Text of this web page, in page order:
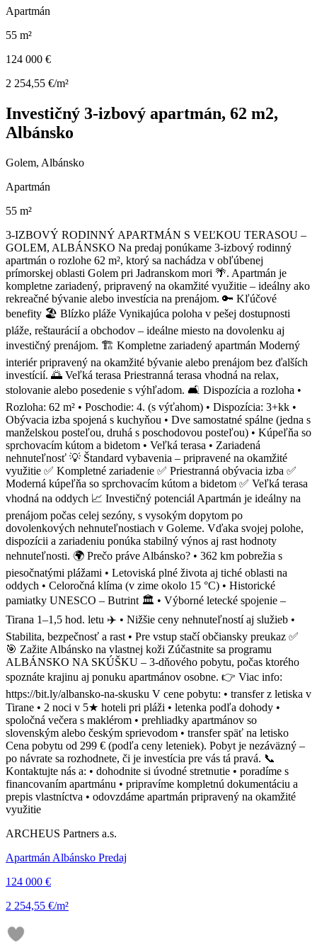
Apartmán
55 m²
124 000 €
2 254,55 €/m²
Investičný 3-izbový apartmán, 62 m2,
Albánsko
Golem, Albánsko
Apartmán
55 m²
3-IZBOVÝ RODINNÝ APARTMÁN S VEĽKOU TERASOU –
GOLEM, ALBÁNSKO Na predaj ponúkame 3-izbový rodinný
apartmán o rozlohe 62 m², ktorý sa nachádza v obľúbenej
prímorskej oblasti Golem pri Jadranskom mori 🌴. Apartmán je
kompletne zariadený, pripravený na okamžité využitie – ideálny ako
rekreačné bývanie alebo investícia na prenájom. 🔑 Kľúčové
benefity 🏖 Blízko pláže Vynikajúca poloha v pešej dostupnosti
pláže, reštaurácií a obchodov – ideálne miesto na dovolenku aj
investičný prenájom. 🏗 Kompletne zariadený apartmán Moderný
interiér pripravený na okamžité bývanie alebo prenájom bez ďalších
investícií. 🌅 Veľká terasa Priestranná terasa vhodná na relax,
stolovanie alebo posedenie s výhľadom. 🛋 Dispozícia a rozloha •
Rozloha: 62 m² • Poschodie: 4. (s výťahom) • Dispozícia: 3+kk •
Obývacia izba spojená s kuchyňou • Dve samostatné spálne (jedna s
manželskou posteľou, druhá s poschodovou posteľou) • Kúpeľňa so
sprchovacím kútom a bidetom • Veľká terasa • Zariadená
nehnuteľnosť 💡 Štandard vybavenia – pripravené na okamžité
využitie ✅ Kompletné zariadenie ✅ Priestranná obývacia izba ✅
Moderná kúpeľňa so sprchovacím kútom a bidetom ✅ Veľká terasa
vhodná na oddych 📈 Investičný potenciál Apartmán je ideálny na
prenájom počas celej sezóny, s vysokým dopytom po
dovolenkových nehnuteľnostiach v Goleme. Vďaka svojej polohe,
dispozícii a zariadeniu ponúka stabilný výnos aj rast hodnoty
nehnuteľnosti. 🌍 Prečo práve Albánsko? • 362 km pobrežia s
piesočnatými plážami • Letoviská plné života aj tiché oblasti na
oddych • Celoročná klíma (v zime okolo 15 °C) • Historické
pamiatky UNESCO – Butrint 🏛️ • Výborné letecké spojenie –
Tirana 1–1,5 hod. letu ✈️ • Nižšie ceny nehnuteľností aj služieb •
Stabilita, bezpečnosť a rast • Pre vstup stačí občiansky preukaz ✅
🎯 Zažite Albánsko na vlastnej koži Zúčastnite sa programu
ALBÁNSKO NA SKÚŠKU – 3-dňového pobytu, počas ktorého
spoznáte krajinu aj ponuku apartmánov osobne. 👉 Viac info:
https://bit.ly/albansko-na-skusku V cene pobytu: • transfer z letiska v
Tirane • 2 noci v 5★ hoteli pri pláži • letenka podľa dohody •
spoločná večera s maklérom • prehliadky apartmánov so
slovenským alebo českým sprievodom • transfer späť na letisko
Cena pobytu od 299 € (podľa ceny leteniek). Pobyt je nezáväzný –
po návrate sa rozhodnete, či je investícia pre vás tá pravá. 📞
Kontaktujte nás a: • dohodnite si úvodné stretnutie • poradíme s
financovaním apartmánu • pripravíme kompletnú dokumentáciu a
prepis vlastníctva • odovzdáme apartmán pripravený na okamžité
využitie
ARCHEUS Partners a.s.
Apartmán Albánsko Predaj
124 000 €
2 254,55 €/m²